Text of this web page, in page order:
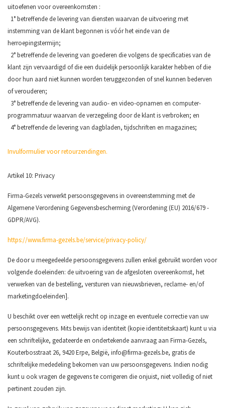
uitoefenen voor overeenkomsten :
1° betreffende de levering van diensten waarvan de uitvoering met
instemming van de klant begonnen is vóór het einde van de
herroepingstermijn;
2° betreffende de levering van goederen die volgens de specificaties van de
klant zijn vervaardigd of die een duidelijk persoonlijk karakter hebben of die
door hun aard niet kunnen worden teruggezonden of snel kunnen bederven
of verouderen;
3° betreffende de levering van audio- en video-opnamen en computer-
programmatuur waarvan de verzegeling door de klant is verbroken; en
4° betreffende de levering van dagbladen, tijdschriften en magazines;
Invulformulier voor retourzendingen.
Artikel 10: Privacy
Firma-Gezels verwerkt persoonsgegevens in overeenstemming met de
Algemene Verordening Gegevensbescherming (Verordening (EU) 2016/679 -
GDPR/AVG).
https://www.firma-gezels.be/service/privacy-policy/
De door u meegedeelde persoonsgegevens zullen enkel gebruikt worden voor
volgende doeleinden: de uitvoering van de afgesloten overeenkomst, het
verwerken van de bestelling, versturen van nieuwsbrieven, reclame- en/of
marketingdoeleinden].
U beschikt over een wettelijk recht op inzage en eventuele correctie van uw
persoonsgegevens. Mits bewijs van identiteit (kopie identiteitskaart) kunt u via
een schriftelijke, gedateerde en ondertekende aanvraag aan Firma-Gezels,
Kouterbosstraat 26, 9420 Erpe, België, info@firma-gezels.be, gratis de
schriftelijke mededeling bekomen van uw persoonsgegevens. Indien nodig
kunt u ook vragen de gegevens te corrigeren die onjuist, niet volledig of niet
pertinent zouden zijn.